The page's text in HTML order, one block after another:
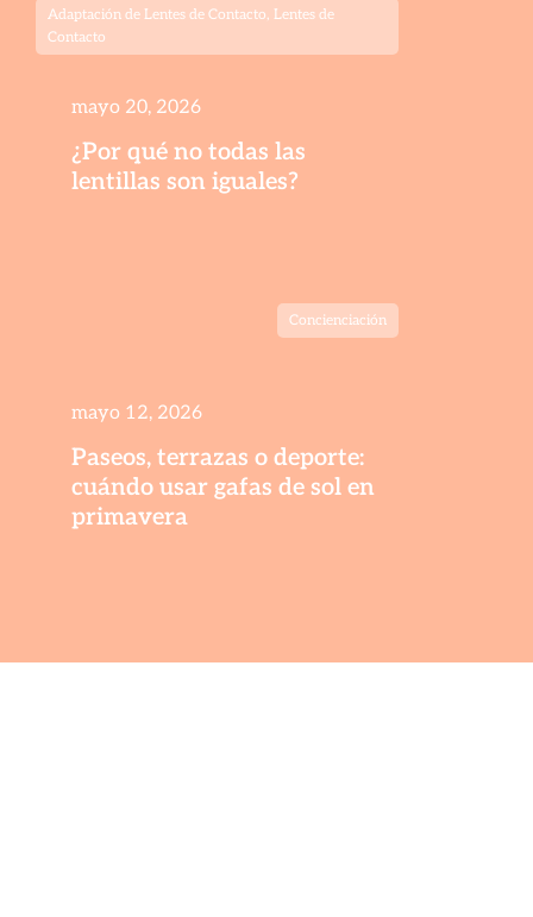
mayo 20, 2026
Adaptación de Lentes de Contacto, Lentes de
Contacto
¿Por qué no todas las
lentillas son iguales?
mayo 12, 2026
Concienciación
Paseos, terrazas o deporte:
cuándo usar gafas de sol en
primavera